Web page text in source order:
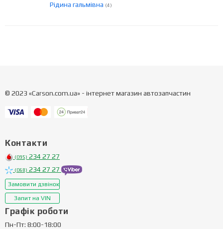
Рідина гальмівна (4)
© 2023 «Carson.com.ua» - інтернет магазин автозапчастин
Контакти
(095) 234 27 27
(068) 234 27 27
Замовити дзвінок
Запит на VIN
Графік роботи
Пн-Пт: 8:00-18:00